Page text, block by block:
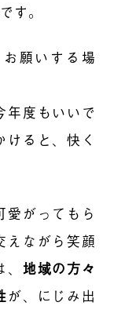
す。
願いする場
年度もいいで
ると、快く
愛がってもら
えながら笑顔
地域の方々
が、にじみ出